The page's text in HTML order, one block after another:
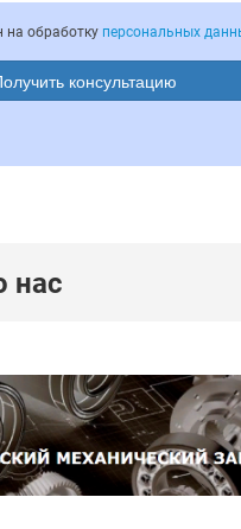
на обработку персональных
консультацию
нас